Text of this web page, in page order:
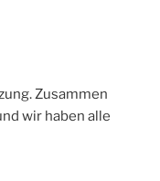
Zusammen
wir haben alle